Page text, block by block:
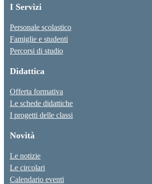
I Servizi
Personale scolastico
Famiglie e studenti
Percorsi di studio
Didattica
Offerta formativa
Le schede didattiche
I progetti delle classi
Novità
Le notizie
Le circolari
Calendario eventi